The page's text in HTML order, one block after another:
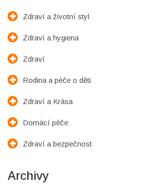
Zdraví a životní styl
Zdraví a hygiena
Zdraví
Rodina a péče o děti
Zdraví a Krása
Domácí péče
Zdraví a bezpečnost
Archivy